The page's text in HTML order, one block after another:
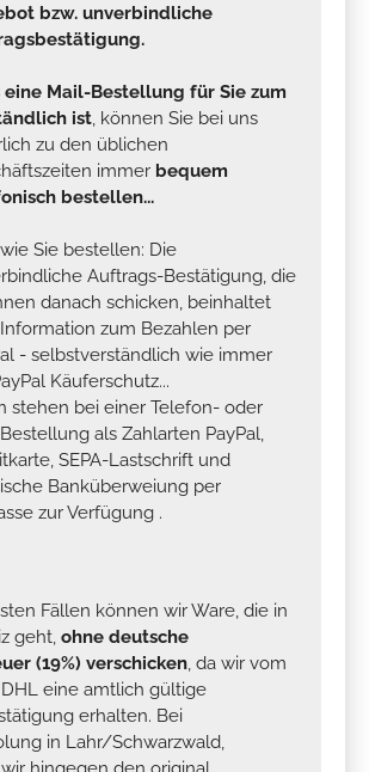
bzw. unverbindliche
eine Mail-Bestellung für Sie zum
ist, können Sie bei uns
zu den üblichen
immer bequem
bestellen...
Sie bestellen: Die
Auftrags-Bestätigung, die
danach schicken, beinhaltet
zum Bezahlen per
- selbstverständlich wie immer
Käuferschutz...
stehen bei einer Telefon- oder
als Zahlarten PayPal,
SEPA-Lastschrift und
Banküberweiung per
zur Verfügung .
Fällen können wir Ware, die in
geht, ohne deutsche
(19%) verschicken, da wir vom
eine amtlich gültige
erhalten. Bei
in Lahr/Schwarzwald,